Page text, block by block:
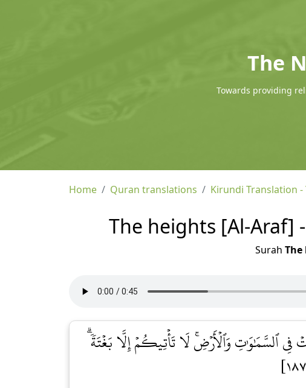
The
Towards providing
Home Quran translations Kirundi Translation -
The heights [Al-Araf]
Surah
فِي ٱلسَّمَٰوَٰتِ وَٱلۡأَرۡضِۚ لَا تَأۡتِيكُمۡ إِلَّا بَغۡتَةٗۗ